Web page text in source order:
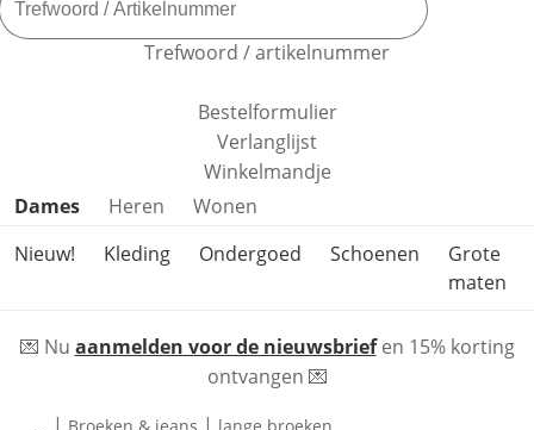
Trefwoord / artikelnummer
Bestelformulier
Verlanglijst
Winkelmandje
Productcategorieën overslaan
Dames Heren
Wonen
Nieuw!
Kleding Ondergoed Schoenen
Grote
maten
💌 Nu aanmelden voor de nieuwsbriefen 15% korting
ontvangen 💌
... Broeken & jeans lange broeken